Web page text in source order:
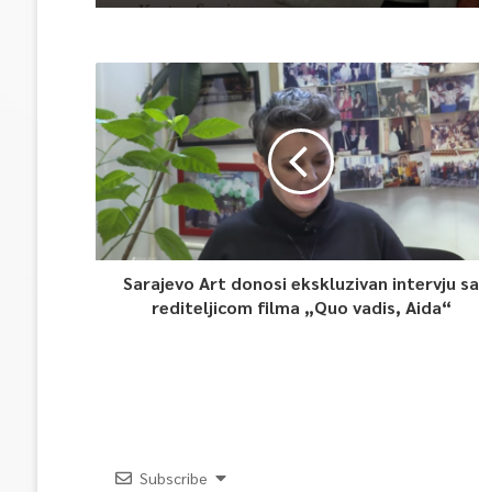
Sarajevo Art donosi ekskluzivan intervju sa
rediteljicom filma „Quo vadis, Aida“
Subscribe